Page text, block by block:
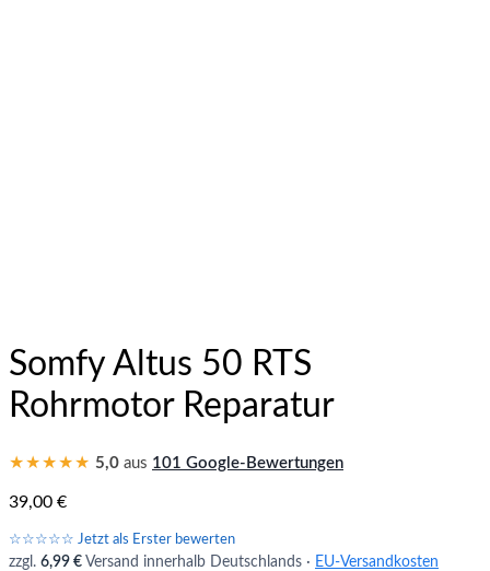
Somfy Altus 50 RTS
Rohrmotor Reparatur
★★★★★ 5,0 aus 101 Google-Bewertungen
39,00 €
☆☆☆☆☆ Jetzt als Erster bewerten
zzgl. 6,99 € Versand innerhalb Deutschlands · EU-Versandkosten